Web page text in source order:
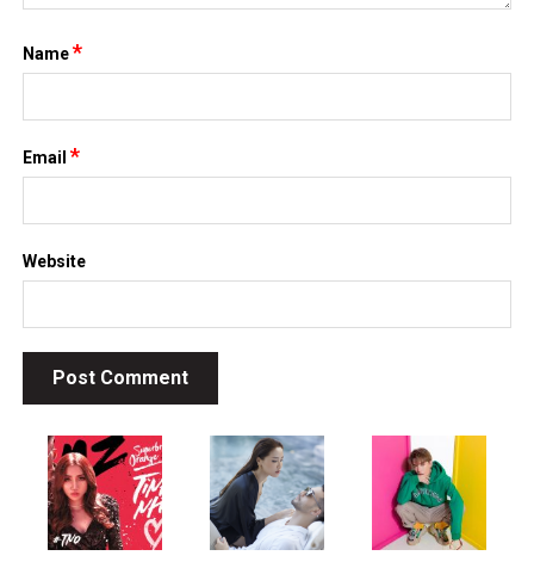
Name*
Email*
Website